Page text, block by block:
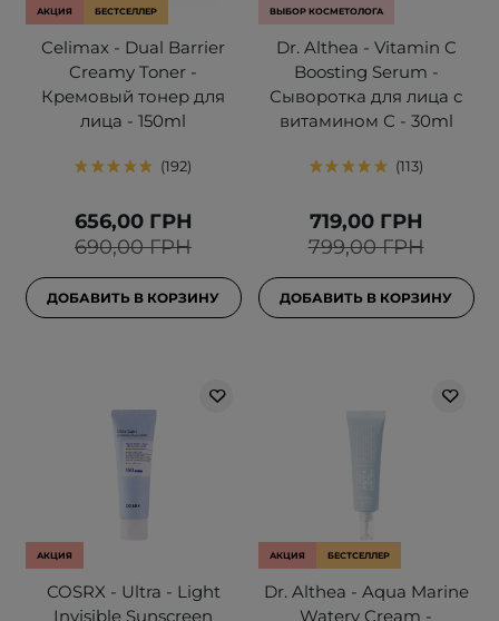
АКЦИЯ БЕСТСЕЛЛЕР
Celimax - Dual Barrier
Creamy Toner -
Кремовый тонер для
лица - 150ml
192
690,00 ГРН
656,00 ГРН
ДОБАВИТЬ В КОРЗИНУ
ВЫБОР КОСМЕТОЛОГА
Dr. Althea - Vitamin C
Boosting Serum -
Сыворотка для лица с
витамином С - 30ml
113
799,00 ГРН
719,00 ГРН
ДОБАВИТЬ В КОРЗИНУ
АКЦИЯ
COSRX - Ultra - Light
Invisible Sunscreen
АКЦИЯ БЕСТСЕЛЛЕР
Dr. Althea - Aqua Marine
Watery Cream -